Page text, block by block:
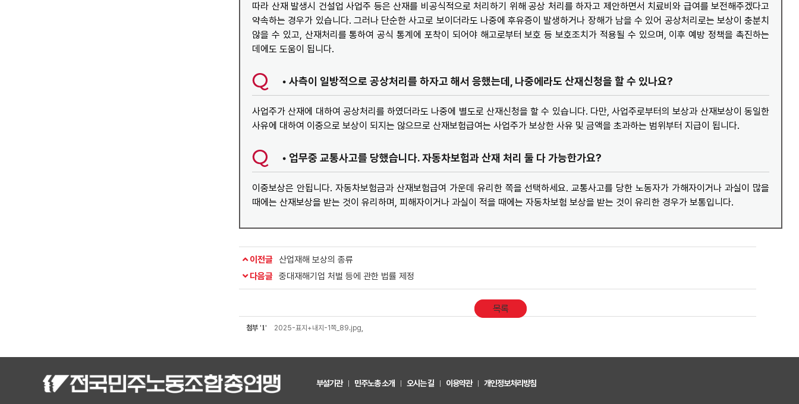
따라 산재 발생시 건설업 사업주 등은 산재를 비공식적으로 처리하기 위해 공상 처리를 하자고 제안하면서 치료비와 급여를 보전해주겠다고
약속하는 경우가 있습니다. 그러나 단순한 사고로 보이더라도 나중에 후유증이 발생하거나 장해가 남을 수 있어 공상처리로는 보상이 충분치
않을 수 있고, 산재처리를 통하여 공식 통계에 포착이 되어야 해고로부터 보호 등 보호조치가 적용될 수 있으며, 이후 예방 정책을 촉진하는
데에도 도움이 됩니다.
• 사측이 일방적으로 공상처리를 하자고 해서 응했는데, 나중에라도 산재신청을 할 수 있나요?
사업주가 산재에 대하여 공상처리를 하였더라도 나중에 별도로 산재신청을 할 수 있습니다. 다만, 사업주로부터의 보상과 산재보상이 동일한
사유에 대하여 이중으로 보상이 되지는 않으므로 산재보험급여는 사업주가 보상한 사유 및 금액을 초과하는 범위부터 지급이 됩니다.
• 업무중 교통사고를 당했습니다. 자동차보험과 산재 처리 둘 다 가능한가요?
이중보상은 안됩니다. 자동차보험금과 산재보험급여 가운데 유리한 쪽을 선택하세요. 교통사고를 당한 노동자가 가해자이거나 과실이 많을
때에는 산재보상을 받는 것이 유리하며, 피해자이거나 과실이 적을 때에는 자동차보험 보상을 받는 것이 유리한 경우가 보통입니다.
이전글
산업재해 보상의 종류
다음글 중대재해기업 처벌 등에 관한 법률 제정
목록
첨부 '1' 2025-표지+내지-1쪽_89.jpg
부설기관 민주노총 소개 오시는 길 이용약관 개인정보처리방침